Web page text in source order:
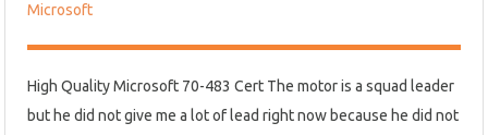
Microsoft
High Quality Microsoft 70-483 Cert The motor is a squad leader
but he did not give me a lot of lead right now because he did not